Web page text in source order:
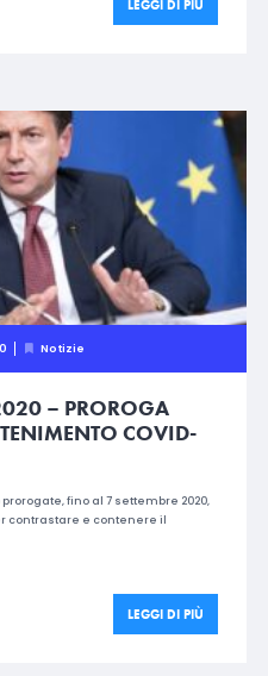
LEGGI DI PIÙ
Notizie
– PROROGA
COVID-
prorogate, fino al 7 settembre 2020,
contrastare e contenere il
LEGGI DI PIÙ